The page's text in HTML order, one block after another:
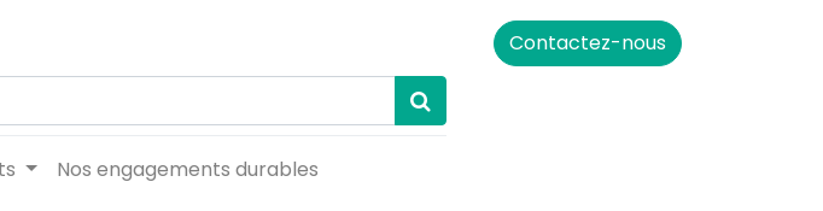
Contactez-nous
Nos engagements durables